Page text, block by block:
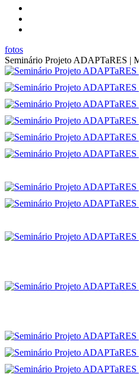
fotos
Seminário Projeto ADAPTaRES |